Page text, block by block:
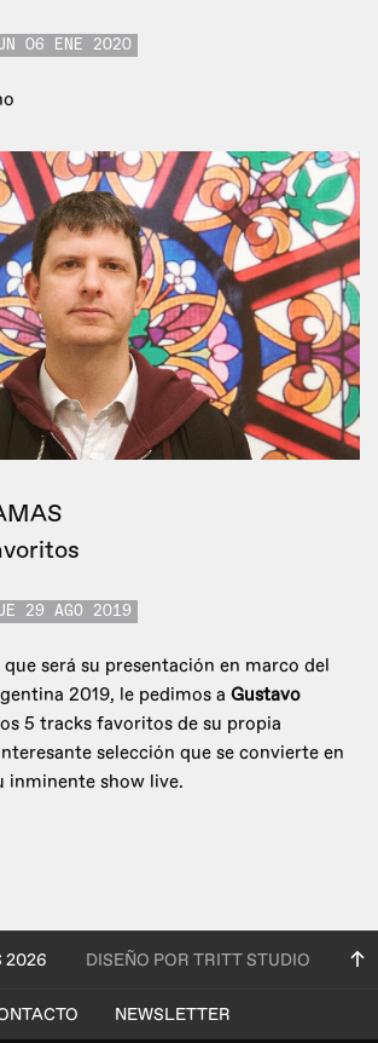
06 ENE 2020
29 AGO 2019
será su presentación en marco del
2019, le pedimos a Gustavo
5 tracks favoritos de su propia
selección que se convierte en
inminente show live.
2026 DISEÑO POR TRITT STUDIO
NEWSLETTER